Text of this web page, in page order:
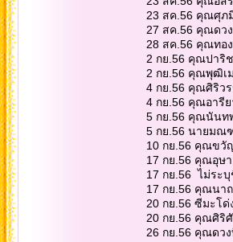
23 สค.56 คุณศุภ
27 สค.56 คุณดว
28 สค.56 คุณทอ
2 กย.56 คุณปาริ
2 กย.56 คุณพุฒิเ
4 กย.56 คุณศิริว
4 กย.56 คุณอารี
5 กย.56 คุณนันท
5 กย.56 นายมณ
10 กย.56 คุณขวั
17 กย.56 คุณอุษ
17 กย.56 ไม่ระ
17 กย.56 คุณนา
20 กย.56 ซีมะโ
20 กย.56 คุณศิริ
26 กย.56 คุณดว